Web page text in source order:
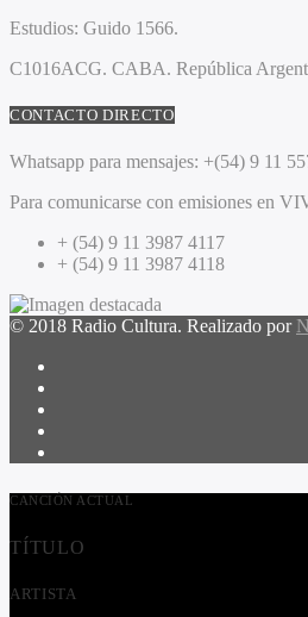
Estudios: Guido 1566.
C1016ACG. CABA. República
CONTACTO DIRECTO
Whatsapp para mensajes: +(54) 9 11
Para comunicarse con emisiones en
+ (54) 9 11 3987 4117
+ (54) 9 11 3987 4118
© 2018 Radio Cultura. Realizado por
CANCIÓN ACTUAL
TÍTULO
ARTISTA